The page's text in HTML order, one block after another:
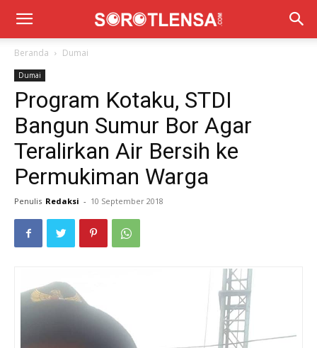
Beranda Dumai
Dumai
Program Kotaku, STDI
Bangun Sumur Bor Agar
Teralirkan Air Bersih ke
Permukiman Warga
Penulis Redaksi - 10 September 2018